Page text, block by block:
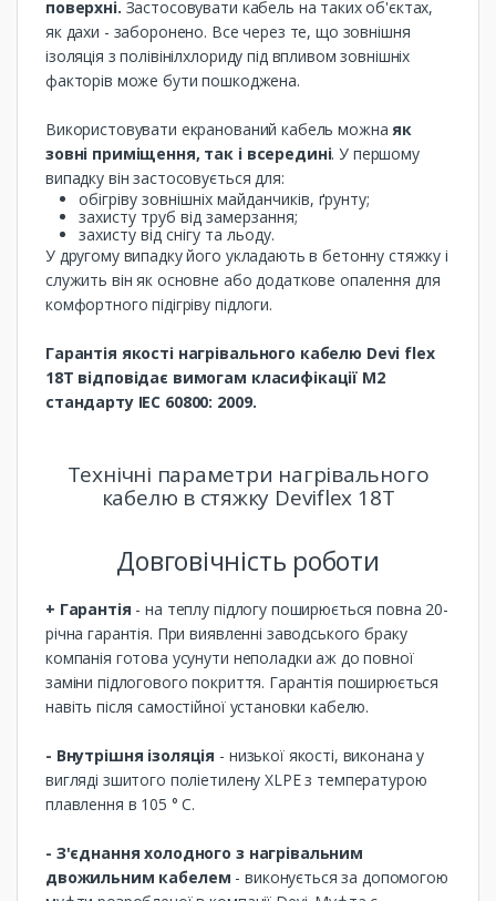
поверхні. Застосовувати кабель на таких об'єктах,
як дахи - заборонено. Все через те, що зовнішня
ізоляція з полівінілхлориду під впливом зовнішніх
факторів може бути пошкоджена.
Використовувати екранований кабель можнаяк
зовні приміщення, так і всередині. У першому
випадку він застосовується для:
обігріву зовнішніх майданчиків, ґрунту;
захисту труб від замерзання;
захисту від снігу та льоду.
У другому випадку його укладають в бетонну стяжку і
служить він як основне або додаткове опалення для
комфортного підігріву підлоги.
Гарантія якості нагрівального кабелю Devi flex
18T відповідає вимогам класифікації M2
стандарту IEC 60800: 2009.
Технічні параметри нагрівального
кабелю в стяжку Deviflex 18T
Довговічність роботи
+ Гарантія - на теплу підлогу поширюється повна 20-
річна гарантія. При виявленні заводського браку
компанія готова усунути неполадки аж до повної
заміни підлогового покриття. Гарантія поширюється
навіть після самостійної установки кабелю.
- Внутрішня ізоляція - низької якості, виконана у
вигляді зшитого поліетилену XLPE з температурою
плавлення в 105 ° C.
- З'єднання холодного з нагрівальним
двожильним кабелем - виконується за допомогою